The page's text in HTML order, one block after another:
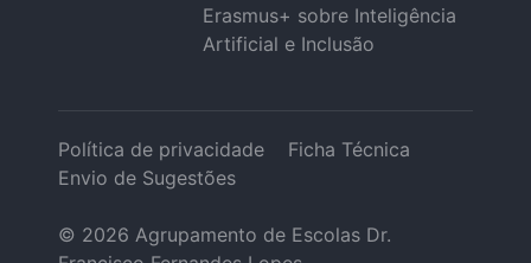
Erasmus+ sobre Inteligência
Artificial e Inclusão
Política de privacidade
Ficha Técnica
Envio de Sugestões
© 2026 Agrupamento de Escolas Dr.